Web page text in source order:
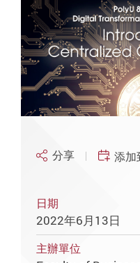
分享 添加
日期
2022年6月13日
主辦單位